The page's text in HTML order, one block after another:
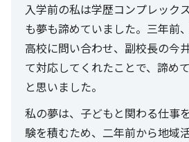
入学前の私は学歴コンプレック
も夢も諦めていました。三年前
高校に問い合わせ、副校長の今
て対応してくれたことで、諦め
と思いました。
私の夢は、子どもと関わる仕事
験を積むため、二年前から地域